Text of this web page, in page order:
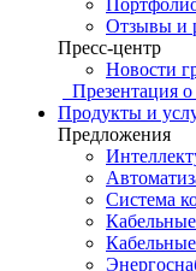
Отзывы и
Пресс-центр
Новости
Презентация
Продукты и
Предложения
Система